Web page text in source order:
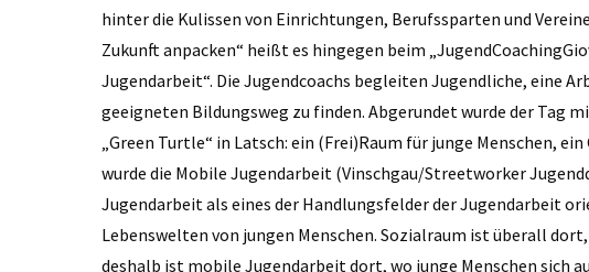
hinter die Kulissen von Einrichtungen, Berufssparten und
Zukunft anpacken“ heißt es hingegen beim
Jugendarbeit“. Die Jugendcoachs begleiten Jugendliche, eine
geeigneten Bildungsweg zu finden. Abgerundet wurde der Tag
„Green Turtle“ in Latsch: ein (Frei)Raum für junge Menschen,
wurde die Mobile Jugendarbeit (Vinschgau/Streetworker
Jugendarbeit als eines der Handlungsfelder der Jugendarbeit
Lebenswelten von jungen Menschen. Sozialraum ist überall
deshalb ist mobile Jugendarbeit dort, wo junge Menschen sich